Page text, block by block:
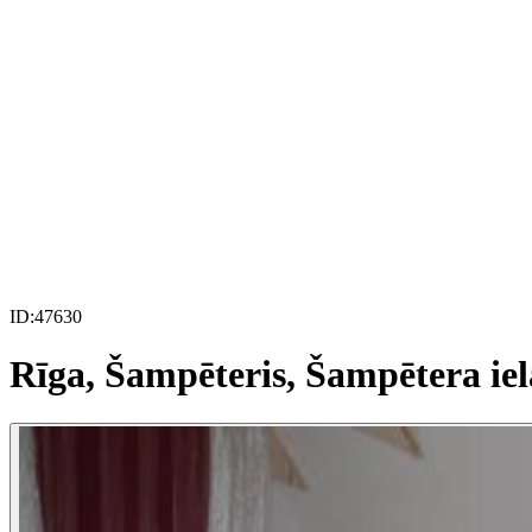
ID:47630
Rīga, Šampēteris, Šampētera